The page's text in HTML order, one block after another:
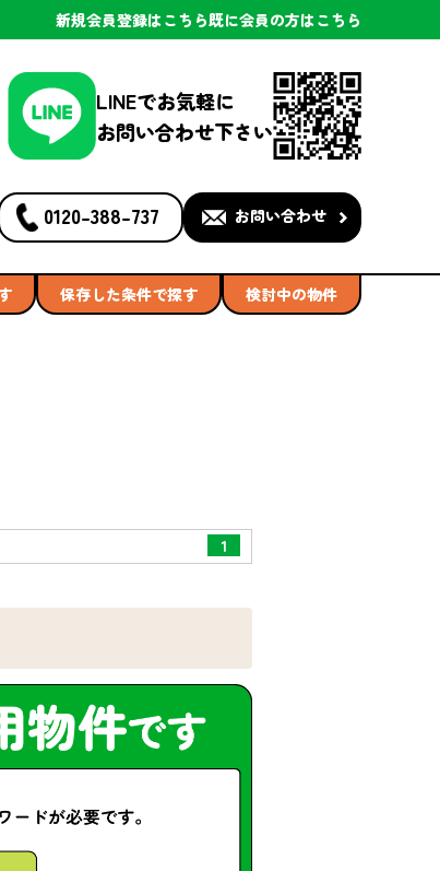
新規会員登録はこちら既に会員の方はこちら
LINEでお気軽に
お問い合わせ下さい
0120-388-737 お問い合わせ
保存した条件で探す
検討中の物件
1